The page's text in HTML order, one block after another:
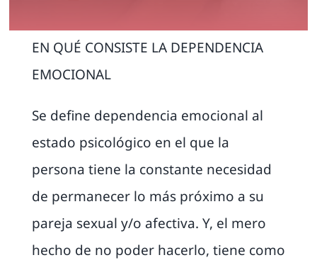
EN QUÉ CONSISTE LA DEPENDENCIA
EMOCIONAL
Se define dependencia emocional al
estado psicológico en el que la
persona tiene la constante necesidad
de permanecer lo más próximo a su
pareja sexual y/o afectiva. Y, el mero
hecho de no poder hacerlo, tiene como